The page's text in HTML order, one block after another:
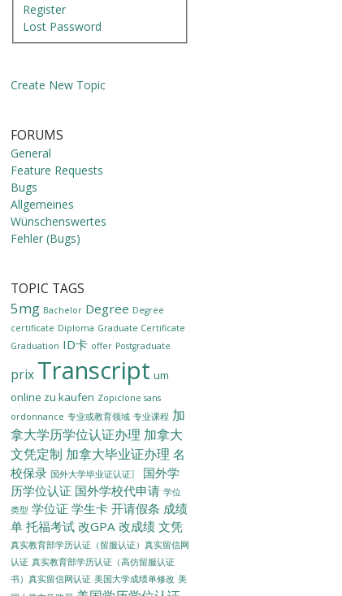
Register
Lost Password
Create New Topic
FORUMS
General
Feature Requests
Bugs
Allgemeines
Wünschenswertes
Fehler (Bugs)
TOPIC TAGS
5mg Bachelor Degree Degree
certificate Diploma Graduate Certificate
Graduation ID卡 offer Postgraduate
prix Transcript um
online zu kaufen Zopiclone sans
ordonnance 专业或教育领域 专业课程 加
拿大学历学位认证办理 加拿大
文凭定制 加拿大毕业证办理 名
校保录 国外大学毕业证认证〗
国外学
历学位认证 国外学校代申请 学位
类型 学位证 学生卡 开请假条 成绩
单 托福考试 改GPA 改成绩 文凭
真实教育部学历认证（留服认证）真实留信网
认证 真实教育部学历认证（高仿留服认证
书）真实留信网认证 美国大学成绩单修改 美